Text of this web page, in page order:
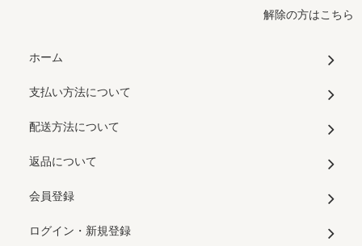
解除の方はこちら
ホーム
支払い方法について
配送方法について
返品について
会員登録
ログイン・新規登録